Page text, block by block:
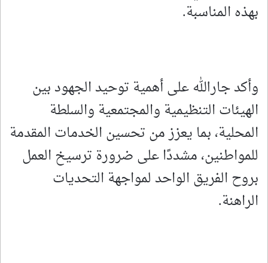
بهذه المناسبة.
وأكد جارالله على أهمية توحيد الجهود بين
الهيئات التنظيمية والمجتمعية والسلطة
المحلية، بما يعزز من تحسين الخدمات المقدمة
للمواطنين، مشددًا على ضرورة ترسيخ العمل
بروح الفريق الواحد لمواجهة التحديات
الراهنة.